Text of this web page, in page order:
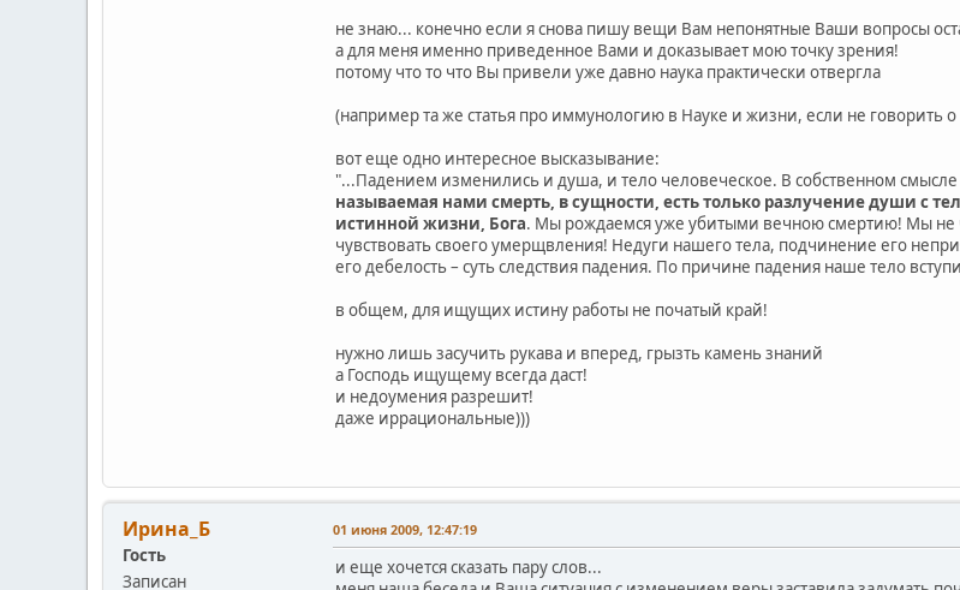
не знаю... конечно если я снова пишу вещи Вам непонятные Ваши вопросы
а для меня именно приведенное Вами и доказывает мою точку зрения!
потому что то что Вы привели уже давно наука практически отвергла
(например та же статья про иммунологию в Науке и жизни, если не говорить
вот еще одно интересное высказывание:
"...Падением изменились и душа, и тело человеческое. В собственном
называемая нами смерть, в сущности, есть только разлучение души с
истинной жизни, Бога. Мы рождаемся уже убитыми вечною смертию! Мы не
чувствовать своего умерщвления! Недуги нашего тела, подчинение его
его дебелость – суть следствия падения. По причине падения наше тело
в общем, для ищущих истину работы не початый край!
нужно лишь засучить рукава и вперед, грызть камень знаний
а Господь ищущему всегда даст!
и недоумения разрешит!
даже иррациональные)))
Ирина_Б
Гость
Записан
01 июня 2009, 12:47:19
и еще хочется сказать пару слов...